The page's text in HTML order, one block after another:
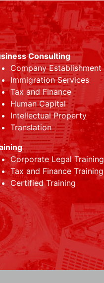
Consulting
Company Establishment
Immigration Services
Tax and Finance
Human Capital
Intellectual Property
Translation
Corporate Legal Training
Tax and Finance Training
Certified Training